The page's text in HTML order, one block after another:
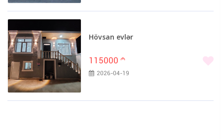
Hövsan evlər
115000 m
2026-04-19